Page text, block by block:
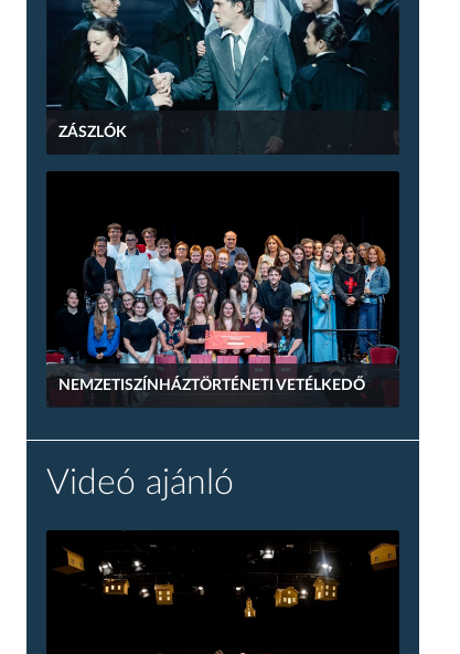
ZÁSZLÓK
NEMZETISZÍNHÁZTÖRTÉNETI VETÉLKEDŐ
Videó ajánló